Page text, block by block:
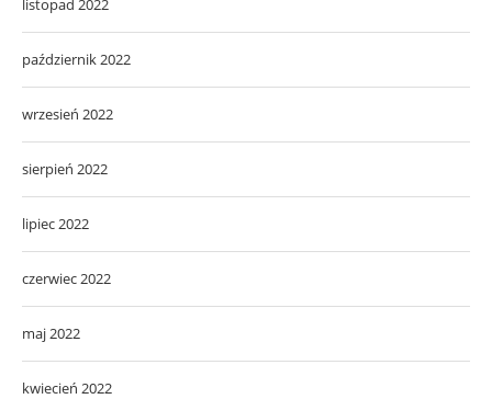
listopad 2022
październik 2022
wrzesień 2022
sierpień 2022
lipiec 2022
czerwiec 2022
maj 2022
kwiecień 2022